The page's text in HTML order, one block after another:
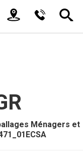
Ménagers et